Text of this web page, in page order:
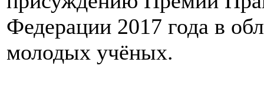
Федерации 2017 года в
молодых учёных.